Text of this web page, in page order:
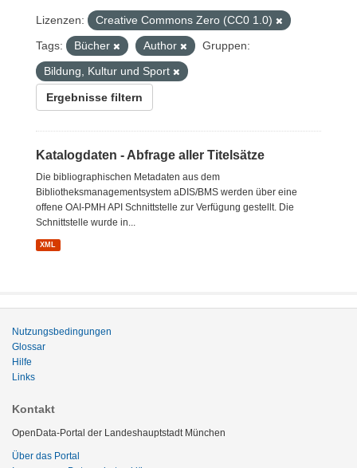
Lizenzen:
Creative Commons Zero (CC0 1.0)
Tags:
Bücher Author
Gruppen:
Bildung, Kultur und Sport
Ergebnisse filtern
Katalogdaten - Abfrage aller Titelsätze
Die bibliographischen Metadaten aus dem
Bibliotheksmanagementsystem aDIS/BMS werden über eine
offene OAI-PMH API Schnittstelle zur Verfügung gestellt. Die
Schnittstelle wurde in...
XML
Nutzungsbedingungen
Glossar
Hilfe
Links
Kontakt
OpenData-Portal der Landeshauptstadt München
Über das Portal